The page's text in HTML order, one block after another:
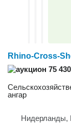
Rhino-Cross-
75
ангар
Нидерланды,